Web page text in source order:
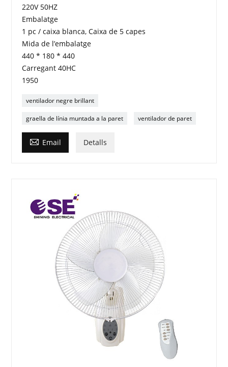
220V 50HZ
Embalatge
1 pc / caixa blanca, Caixa de 5 capes
Mida de l’embalatge
440 * 180 * 440
Carregant 40HC
1950
ventilador negre brillant
graella de línia muntada a la paret ventilador de paret
 Email Detalls